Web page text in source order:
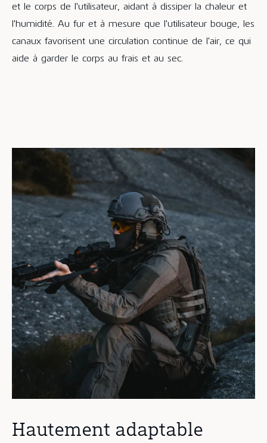
et le corps de l'utilisateur, aidant à dissiper la chaleur et
l'humidité. Au fur et à mesure que l'utilisateur bouge, les
canaux favorisent une circulation continue de l'air, ce qui
aide à garder le corps au frais et au sec.
Hautement adaptable